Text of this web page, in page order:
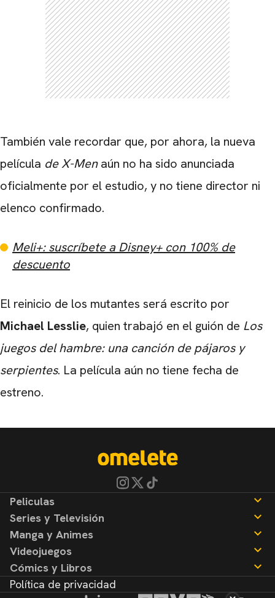
También vale recordar que, por ahora, la nueva
película de X-Menaún no ha sido anunciada
oficialmente por el estudio, y no tiene director ni
elenco confirmado.
Meli+: suscríbete a Disney+ con 100% de
descuento
El reinicio de los mutantes será escrito por
Michael Lesslie, quien trabajó en el guión de Los
juegos del hambre: una canción de pájaros y
serpientes. La película aún no tiene fecha de
estreno.
Peliculas
Noticias
Reseñas
Series y Televisión
Noticias
Reseñas
Manga y Animes
Noticias
Reseñas
Videojuegos
Noticias
Reseñas
Cómics y Libros
Noticias
Política de privacidad